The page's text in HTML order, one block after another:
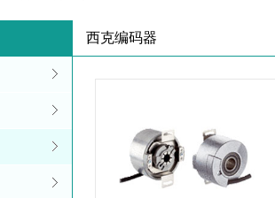
西克编码器